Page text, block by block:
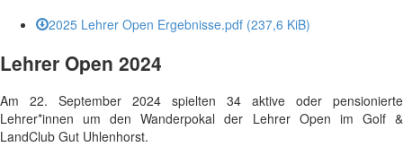
2025 Lehrer Open Ergebnisse.pdf (237,6 KiB)
Lehrer Open 2024
Am 22. September 2024 spielten 34 aktive oder pensionierte
Lehrer*innen um den Wanderpokal der Lehrer Open im Golf &
LandClub Gut Uhlenhorst.